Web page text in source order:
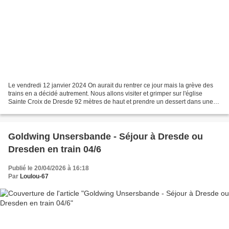
Le vendredi 12 janvier 2024 On aurait du rentrer ce jour mais la grève des
trains en a décidé autrement. Nous allons visiter et grimper sur l'église
Sainte Croix de Dresde 92 mètres de haut et prendre un dessert dans une
Goldwing Unsersbande - Séjour à Dresde ou
Dresden en train 04/6
Publié le 20/04/2026 à 16:18
Par Loulou-67